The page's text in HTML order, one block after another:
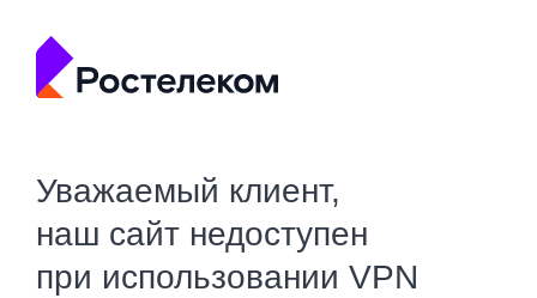
Уважаемый клиент,
наш сайт недоступен
при использовании VPN